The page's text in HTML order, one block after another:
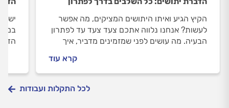
הקיץ הגיע ואיתו היתושים המציקים, מה אפשר
לעשות? אנחנו נלווה אתכם צעד צעד עד לפתרון
הבעיה. מה עושים לפני שמזמינים מדביר, איך
קרא עוד
יש
לכל התקלות ועבודות